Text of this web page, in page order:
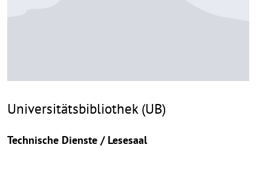
Universitätsbibliothek (UB)
Technische Dienste / Lesesaal